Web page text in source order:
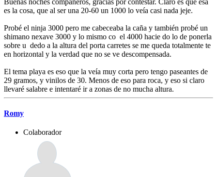
Buenas noches compañeros, gracias por contestar. Claro es que esa
es la cosa, que al ser una 20-60 un 1000 lo veía casi nada jeje.
Probé el ninja 3000 pero me cabeceaba la caña y también probé un
shimano nexave 3000 y lo mismo co el 4000 hacie do lo de ponerla
sobre u dedo a la altura del porta carretes se me queda totalmente te
en horizontal y la verdad que no se ve descompensada.
El tema playa es eso que la veía muy corta pero tengo paseantes de
29 gramos, y vinilos de 30. Menos de eso para roca, y eso si claro
llevaré salabre e intentaré ir a zonas de no mucha altura.
Romy
Colaborador